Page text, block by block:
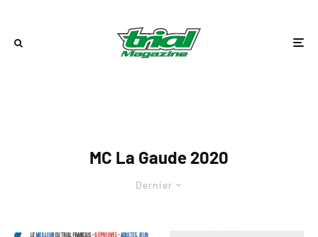
MC La Gaude 2020
Dernier